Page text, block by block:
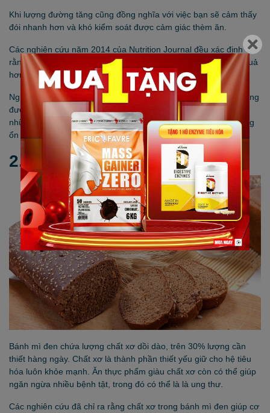
Khi lượng đường tăng cũng đồng nghĩa với việc bạn sẽ cảm thấy
đói nhanh hơn và khó kiểm soát được cảm giác thèm ăn.
Các nghiên cứu năm 2014 của Nutrition Journal đều xác định
rằng lúa mạch đen có tác dụng cải thiện nồng độ insulin hiệu quả
hơn so với lúa mì.
Nghiên cứu khẳng định bánh mì đen có tác dụng kiểm soát lượng
đường trong máu và sản sinh insulin tốt hơn. Chính vì thế, với
những người ăn bánh mì đen sẽ hạn chế tăng cân nhờ tác dụng
ổn định đường huyết.
2.5. Chất xơ dồi dào
Bánh mì đen chứa lượng chất xơ dồi dào, trên 30% lượng cần
thiết hàng ngày. Chất xơ là thành phần thiết yếu giữ cho hệ tiêu
hóa luôn khỏe mạnh. Ăn thực phẩm giàu chất xơ còn có thể giúp
ngăn ngừa nhiều bệnh tật, trong đó có thể là là ung thư.
Các nghiên cứu đã chỉ ra rằng chất xơ trong bánh mì đen giúp cơ